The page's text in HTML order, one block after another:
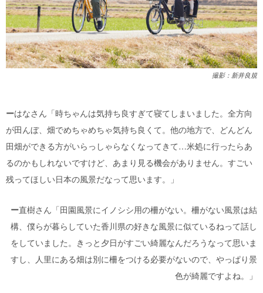
撮影：新井良規
ーはなさん「時ちゃんは気持ち良すぎて寝てしまいました。全方向
が田んぼ、畑でめちゃめちゃ気持ち良くて。他の地方で、どんどん
田畑ができる方がいらっしゃらなくなってきて…米処に行ったらあ
るのかもしれないですけど、あまり見る機会がありません。すごい
残ってほしい日本の風景だなって思います。」
ー直樹さん「田園風景にイノシシ用の柵がない。柵がない風景は結
構、僕らが暮らしていた香川県の好きな風景に似ているねって話し
をしていました。きっと夕日がすごい綺麗なんだろうなって思いま
すし、人里にある畑は別に柵をつける必要がないので、やっぱり景
色が綺麗ですよね。」